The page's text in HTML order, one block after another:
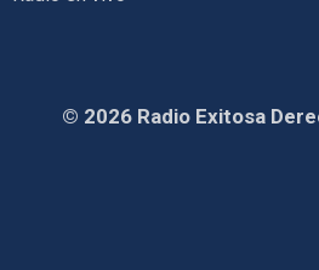
© 2026 Radio Exitosa